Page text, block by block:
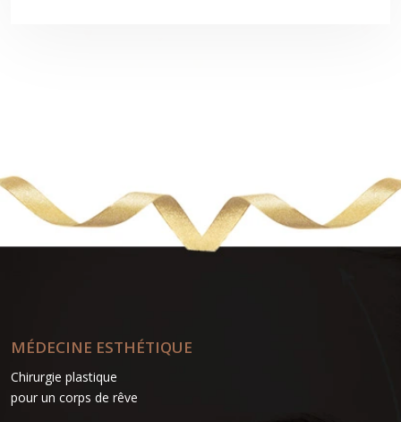
MÉDECINE ESTHÉTIQUE
Chirurgie plastique
pour un corps de rêve